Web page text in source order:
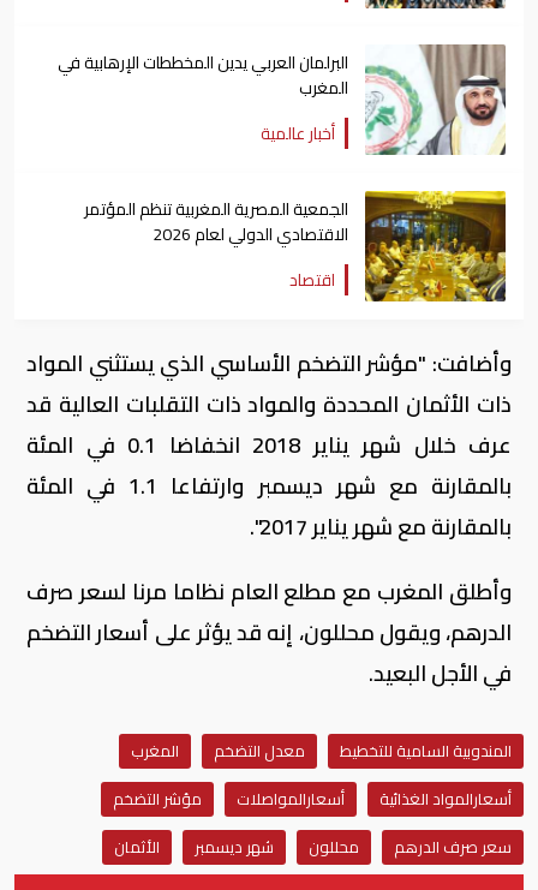
البرلمان العربي يدين المخططات الإرهابية في
المغرب
أخبار عالمية
الجمعية المصرية المغربية تنظم المؤتمر
الاقتصادي الدولي لعام 2026
اقتصاد
وأضافت: "مؤشر التضخم الأساسي الذي يستثني المواد
ذات الأثمان المحددة والمواد ذات التقلبات العالية قد
عرف خلال شهر يناير 2018 انخفاضا 0.1 في المئة
بالمقارنة مع شهر ديسمبر وارتفاعا 1.1 في المئة
بالمقارنة مع شهر يناير 2017".
وأطلق المغرب مع مطلع العام نظاما مرنا لسعر صرف
الدرهم، ويقول محللون، إنه قد يؤثر على أسعار التضخم
في الأجل البعيد.
المندوبية السامية للتخطيط معدل التضخم
المغرب
أسعارالمواد الغذائية
أسعارالمواصلات
مؤشر التضخم
سعر صرف الدرهم
محللون شهر ديسمبر الأثمان